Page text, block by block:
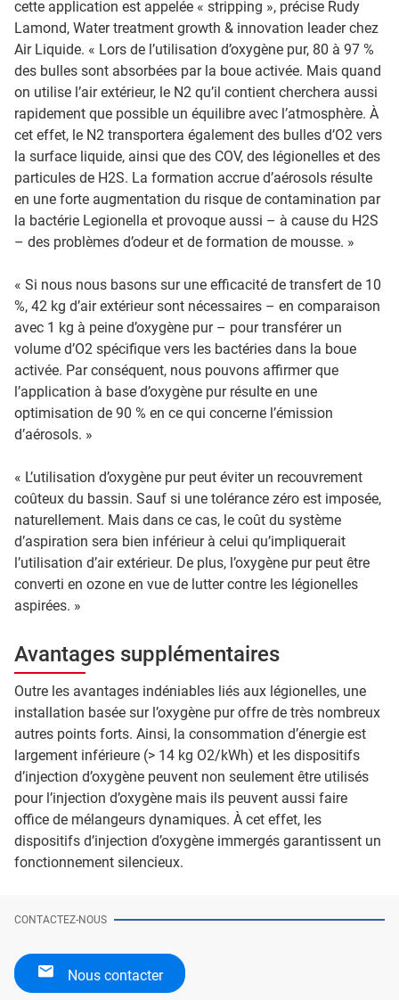
cette application est appelée « stripping », précise Rudy
Lamond, Water treatment growth & innovation leader chez
Air Liquide. « Lors de l’utilisation d’oxygène pur, 80 à 97 %
des bulles sont absorbées par la boue activée. Mais quand
on utilise l’air extérieur, le N2 qu’il contient cherchera aussi
rapidement que possible un équilibre avec l’atmosphère. À
cet effet, le N2 transportera également des bulles d’O2 vers
la surface liquide, ainsi que des COV, des légionelles et des
particules de H2S. La formation accrue d’aérosols résulte
en une forte augmentation du risque de contamination par
la bactérie Legionella et provoque aussi – à cause du H2S
– des problèmes d’odeur et de formation de mousse. »
« Si nous nous basons sur une efficacité de transfert de 10
%, 42 kg d’air extérieur sont nécessaires – en comparaison
avec 1 kg à peine d’oxygène pur – pour transférer un
volume d’O2 spécifique vers les bactéries dans la boue
activée. Par conséquent, nous pouvons affirmer que
l’application à base d’oxygène pur résulte en une
optimisation de 90 % en ce qui concerne l’émission
d’aérosols. »
« L’utilisation d’oxygène pur peut éviter un recouvrement
coûteux du bassin. Sauf si une tolérance zéro est imposée,
naturellement. Mais dans ce cas, le coût du système
d’aspiration sera bien inférieur à celui qu’impliquerait
l’utilisation d’air extérieur. De plus, l’oxygène pur peut être
converti en ozone en vue de lutter contre les légionelles
aspirées. »
Avantages supplémentaires
Outre les avantages indéniables liés aux légionelles, une
installation basée sur l’oxygène pur offre de très nombreux
autres points forts. Ainsi, la consommation d’énergie est
largement inférieure (> 14 kg O2/kWh) et les dispositifs
d’injection d’oxygène peuvent non seulement être utilisés
pour l’injection d’oxygène mais ils peuvent aussi faire
office de mélangeurs dynamiques. À cet effet, les
dispositifs d’injection d’oxygène immergés garantissent un
fonctionnement silencieux.
CONTACTEZ-NOUS
Nous contacter